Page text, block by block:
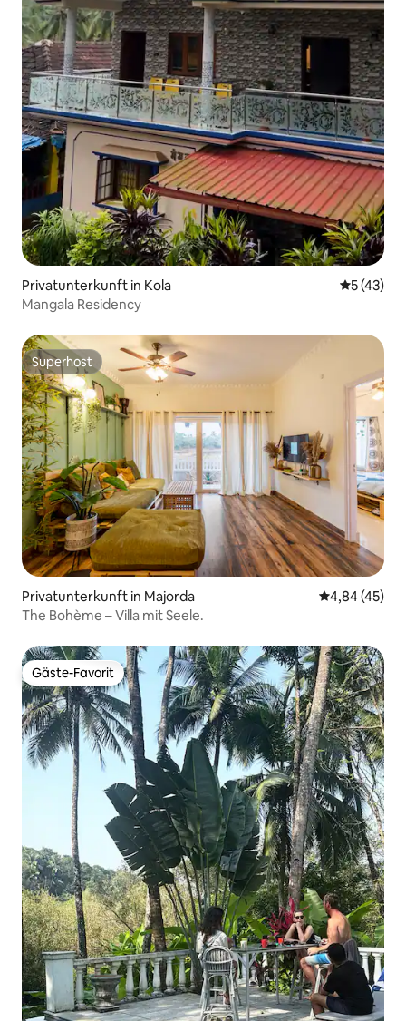
Privatunterkunft in Kola
5 (43)
Mangala Residency
Superhost
Superhost
Privatunterkunft in Majorda
4,84 (45)
The Bohème – Villa mit Seele.
Gäste-Favorit
Gäste-Favorit